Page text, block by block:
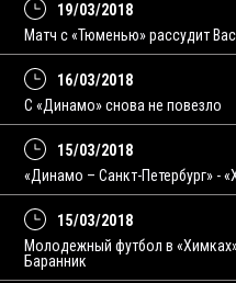
19/03/2018
Матч с «Тюменью» рассудит
16/03/2018
С «Динамо» снова не повезло
15/03/2018
«Динамо – Санкт-Петербург» -
15/03/2018
Молодежный футбол в
Баранник